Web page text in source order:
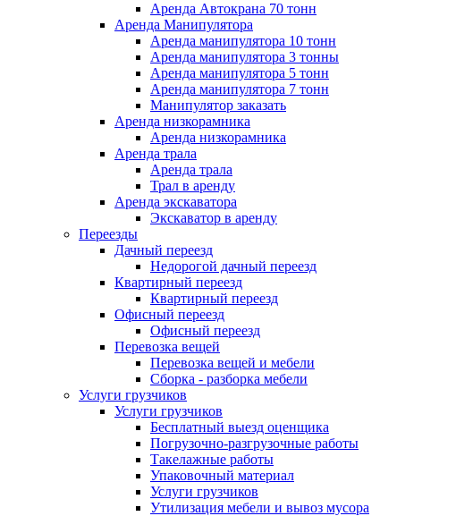
Аренда Автокрана 70 тонн
Аренда Манипулятора
Аренда манипулятора 10 тонн
Аренда манипулятора 3 тонны
Аренда манипулятора 5 тонн
Аренда манипулятора 7 тонн
Манипулятор заказать
Аренда низкорамника
Аренда низкорамника
Аренда трала
Аренда трала
Трал в аренду
Аренда экскаватора
Экскаватор в аренду
Переезды
Дачный переезд
Недорогой дачный переезд
Квартирный переезд
Квартирный переезд
Офисный переезд
Офисный переезд
Перевозка вещей
Перевозка вещей и мебели
Сборка - разборка мебели
Услуги грузчиков
Услуги грузчиков
Бесплатный выезд оценщика
Погрузочно-разгрузочные работы
Такелажные работы
Упаковочный материал
Услуги грузчиков
Утилизация мебели и вывоз мусора